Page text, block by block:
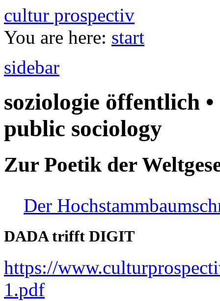
cultur prospectiv
You are here: start
sidebar
soziologie öffentlich
public sociology
Zur Poetik der
Der
DADA trifft DIGIT
https://
1.pdf